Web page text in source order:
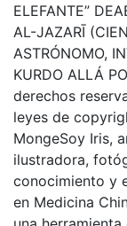
ELEFANTE”
AL-JAZARĪ
ASTRÓNOMO,
KURDO ALLÁ
derechos
leyes de
MongeSoy Iris,
ilustradora,
conocimiento y
en Medicina